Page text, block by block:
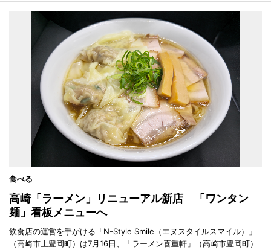
食べる
高崎「ラーメン」リニューアル新店 「ワンタン
麺」看板メニューへ
飲食店の運営を手がける「N-Style Smile（エヌスタイルスマイル）」
（高崎市上豊岡町）は7月16日、「ラーメン喜重軒」（高崎市豊岡町）